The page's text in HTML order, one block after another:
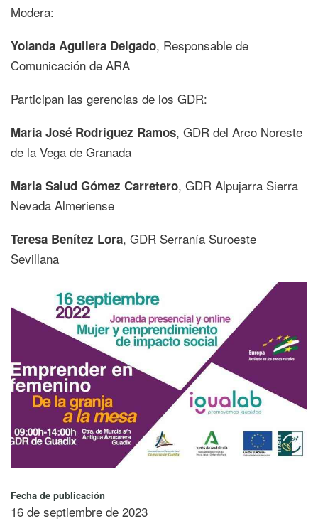
Modera:
Yolanda Aguilera Delgado, Responsable de
Comunicación de ARA
Participan las gerencias de los GDR:
Maria José Rodriguez Ramos, GDR del Arco Noreste
de la Vega de Granada
Maria Salud Gómez Carretero, GDR Alpujarra Sierra
Nevada Almeriense
Teresa Benítez Lora, GDR Serranía Suroeste
Sevillana
Fecha de publicación
16 de septiembre de 2023